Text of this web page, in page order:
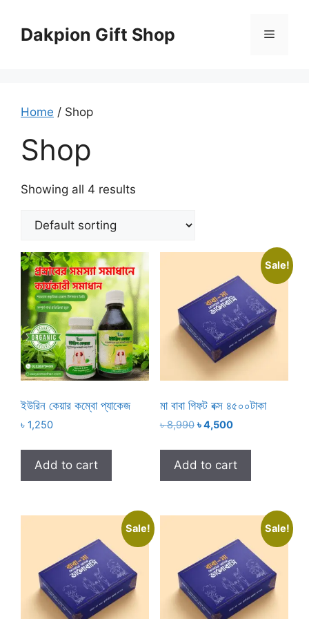
contentDakpion Gift Shop Menu
Home / Shop
Shop
Showing all 4 results
ইউরিন কেয়ার কম্বো প্যাকেজ
৳ 1,250
Add to cart
Sale!
মা বাবা গিফট বক্স ৪৫০০টাকা
৳8,990 Original
was:
৳ 8,990.
৳4,500Current
is:
৳ 4,500.
Add to cart
Sale! Sale!